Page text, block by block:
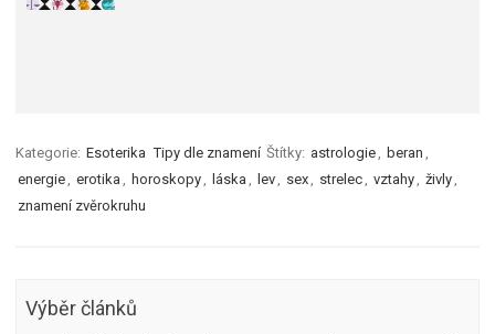
Kategorie: Esoterika Tipy dle znamení Štítky: astrologie beran
energie
erotika horoskopy láska lev sex strelec vztahy živly
znamení zvěrokruhu
Výběr článků